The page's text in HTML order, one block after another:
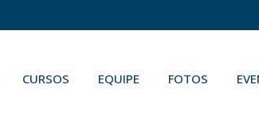
CURSOS EQUIPE FOTOS